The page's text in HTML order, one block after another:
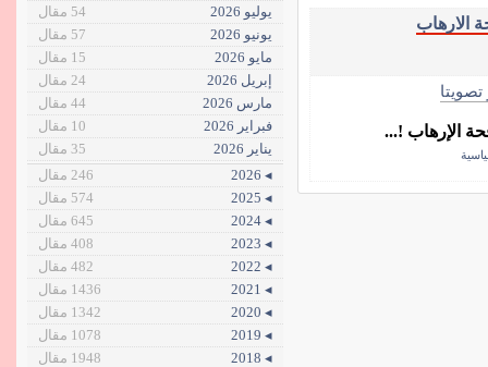
الارهاب
تصويتا
الإرهاب !...
يوليو 2026
54 مقال
يونيو 2026
57 مقال
مايو 2026
15 مقال
إبريل 2026
24 مقال
مارس 2026
44 مقال
فبراير 2026
10 مقال
يناير 2026
35 مقال
◂ 2026
246 مقال
◂ 2025
574 مقال
◂ 2024
645 مقال
◂ 2023
408 مقال
◂ 2022
482 مقال
◂ 2021
1436 مقال
◂ 2020
1342 مقال
◂ 2019
1078 مقال
◂ 2018
1948 مقال